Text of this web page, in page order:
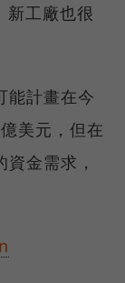
工廠也很
能計畫在今
美元，但在
金需求，